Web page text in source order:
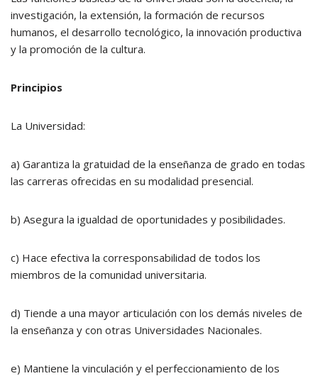
investigación, la extensión, la formación de recursos
humanos, el desarrollo tecnológico, la innovación productiva
y la promoción de la cultura.
Principios
La Universidad:
a) Garantiza la gratuidad de la enseñanza de grado en todas
las carreras ofrecidas en su modalidad presencial.
b) Asegura la igualdad de oportunidades y posibilidades.
c) Hace efectiva la corresponsabilidad de todos los
miembros de la comunidad universitaria.
d) Tiende a una mayor articulación con los demás niveles de
la enseñanza y con otras Universidades Nacionales.
e) Mantiene la vinculación y el perfeccionamiento de los